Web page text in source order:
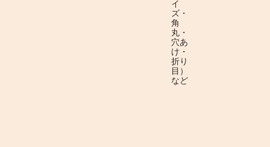
イ
ズ・
角
丸・
穴あ
け・
折り
目）
など